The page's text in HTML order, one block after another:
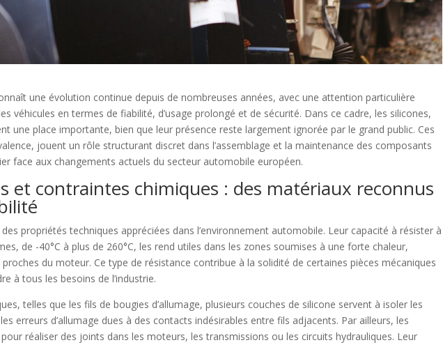
une évolution continue depuis de nombreuses années, avec une attention particulière
véhicules en termes de fiabilité, d’usage prolongé et de sécurité. Dans ce cadre, les silicones,
une place importante, bien que leur présence reste largement ignorée par le grand public. Ces
jouent un rôle structurant discret dans l’assemblage et la maintenance des composants
face aux changements actuels du secteur automobile européen.
et contraintes chimiques : des matériaux reconnus
propriétés techniques appréciées dans l’environnement automobile. Leur capacité à résister à
de -40°C à plus de 260°C, les rend utiles dans les zones soumises à une forte chaleur,
du moteur. Ce type de résistance contribue à la solidité de certaines pièces mécaniques
à tous les besoins de l’industrie.
telles que les fils de bougies d’allumage, plusieurs couches de silicone servent à isoler les
erreurs d’allumage dues à des contacts indésirables entre fils adjacents. Par ailleurs, les
réaliser des joints dans les moteurs, les transmissions ou les circuits hydrauliques. Leur